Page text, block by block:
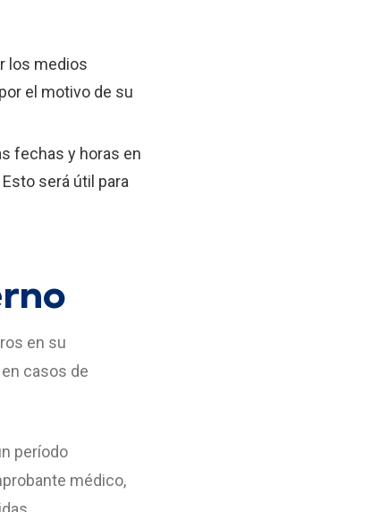
los medios
el motivo de su
fechas y horas en
será útil para
en su
casos de
período
médico,